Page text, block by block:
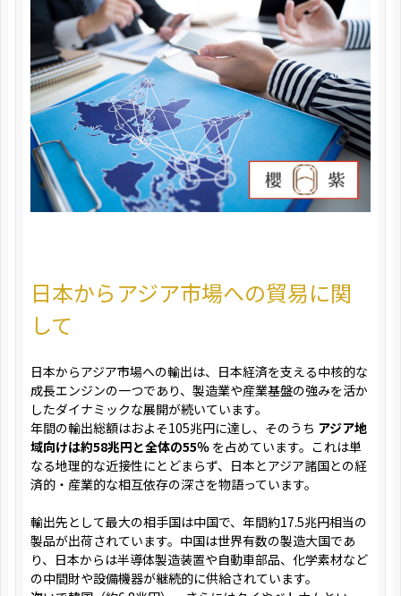
日本からアジア市場への貿易に関
して
日本からアジア市場への輸出は、日本経済を支える中核的な
成長エンジンの一つであり、製造業や産業基盤の強みを活か
したダイナミックな展開が続いています。
年間の輸出総額はおよそ105兆円に達し、そのうち アジア地
域向けは約58兆円と全体の55％ を占めています。これは単
なる地理的な近接性にとどまらず、日本とアジア諸国との経
済的・産業的な相互依存の深さを物語っています。
輸出先として最大の相手国は中国で、年間約17.5兆円相当の
製品が出荷されています。中国は世界有数の製造大国であ
り、日本からは半導体製造装置や自動車部品、化学素材など
の中間財や設備機器が継続的に供給されています。